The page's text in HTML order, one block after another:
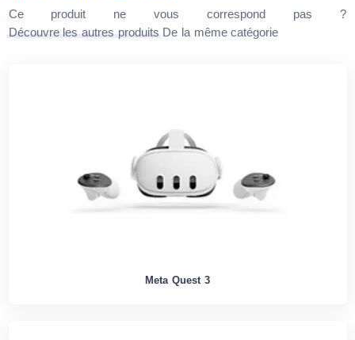
Ce produit ne vous correspond pas ?
Découvre les autres produits De la même catégorie
Meta Quest 3